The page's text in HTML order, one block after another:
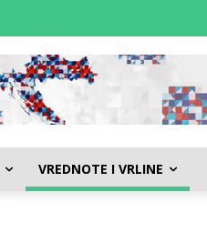
VREDNOTE I VRLINE